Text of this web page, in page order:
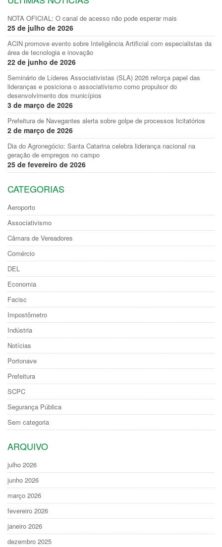
NOTA OFICIAL: O canal de acesso não pode esperar mais
25 de julho de 2026
ACIN promove evento sobre Inteligência Artificial com especialistas da
área de tecnologia e inovação
22 de junho de 2026
Seminário de Líderes Associativistas (SLA) 2026 reforça papel das
lideranças e posiciona o associativismo como propulsor do
desenvolvimento dos municípios
3 de março de 2026
Prefeitura de Navegantes alerta sobre golpe de processos licitatórios
2 de março de 2026
Dia do Agronegócio: Santa Catarina celebra liderança nacional na
geração de empregos no campo
25 de fevereiro de 2026
CATEGORIAS
Aeroporto
Associativismo
Câmara de Vereadores
Comércio
DEL
Economia
Facisc
Impostômetro
Indústria
Notícias
Portonave
Prefeitura
SCPC
Segurança Pública
Sem categoria
ARQUIVO
julho 2026
junho 2026
março 2026
fevereiro 2026
janeiro 2026
dezembro 2025